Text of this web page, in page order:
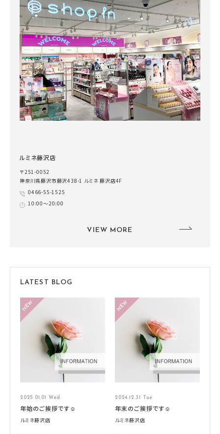
ルミネ藤沢店
〒251-0052
神奈川県藤沢市藤沢438-1 ルミネ 藤沢店4F
0466-55-1525
10:00～20:00
VIEW MORE
LATEST BLOG
2025.01.01 Wed
年始のご挨拶です☺️
ルミネ藤沢店
2024.12.31 Tue
年末のご挨拶です☺️
ルミネ藤沢店